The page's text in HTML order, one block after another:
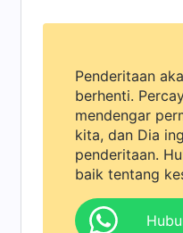
Penderitaan
berhenti.
mendengar
kita, dan Dia
penderitaan.
baik tentang